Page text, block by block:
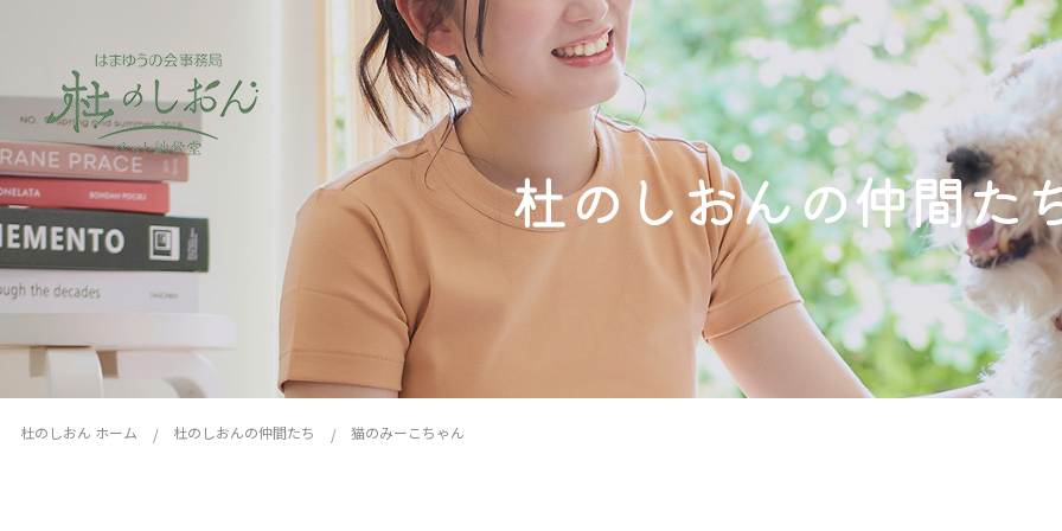
杜のしおんの仲間た
杜のしおん ホーム 杜のしおんの仲間たち 猫のみーこちゃん